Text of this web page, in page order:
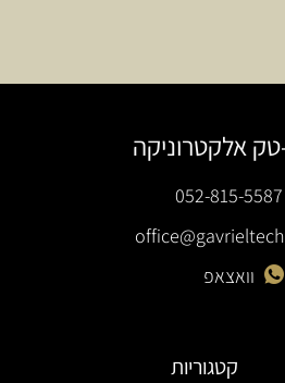
אלקטרוניקה
052-815-5587
וואצאפ
קטגוריות